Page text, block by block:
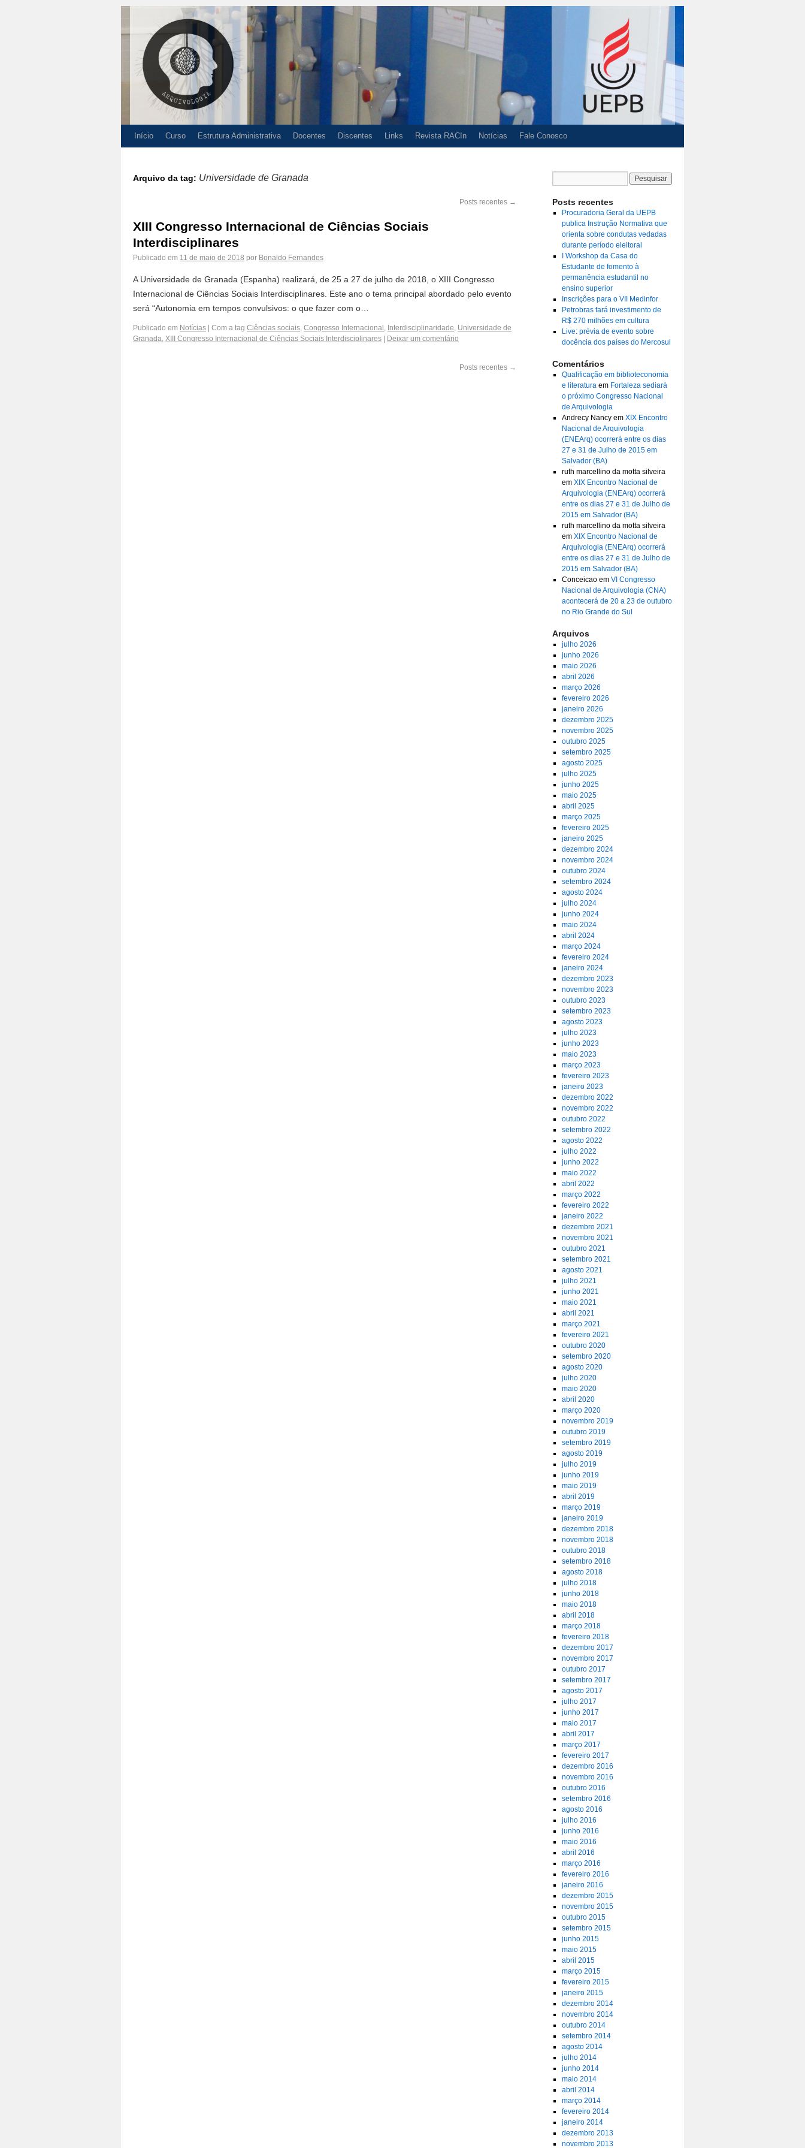
Início Curso Estrutura Administrativa Docentes Discentes Links Revista RACIn Notícias Fale Conosco
Arquivo da tag: Universidade de Granada
Posts recentes →
XIII Congresso Internacional de Ciências Sociais
Interdisciplinares
Publicado em 11 de maio de 2018 por Bonaldo Fernandes
A Universidade de Granada (Espanha) realizará, de 25 a 27 de julho de 2018, o XIII Congresso
Internacional de Ciências Sociais Interdisciplinares. Este ano o tema principal abordado pelo evento
será “Autonomia em tempos convulsivos: o que fazer com o…
Publicado em Notícias Com a tag Ciências sociais, Congresso Internacional , Interdisciplinaridade, Universidade de
Granada, XIII Congresso Internacional de Ciências Sociais Interdisciplinares Deixar um comentário
Posts recentes →
Posts recentes
Procuradoria Geral da UEPB
publica Instrução Normativa que
orienta sobre condutas vedadas
durante período eleitoral
I Workshop da Casa do
Estudante de fomento à
permanência estudantil no
ensino superior
Inscrições para o VII Medinfor
Petrobras fará investimento de
R$ 270 milhões em cultura
Live: prévia de evento sobre
docência dos países do Mercosul
Comentários
Qualificação em biblioteconomia
e literaturaem Fortaleza sediará
o próximo Congresso Nacional
de Arquivologia
Andrecy Nancyem XIX Encontro
Nacional de Arquivologia
(ENEArq) ocorrerá entre os dias
27 e 31 de Julho de 2015 em
Salvador (BA)
ruth marcellino da motta silveira
em XIX Encontro Nacional de
Arquivologia (ENEArq) ocorrerá
entre os dias 27 e 31 de Julho de
2015 em Salvador (BA)
ruth marcellino da motta silveira
em XIX Encontro Nacional de
Arquivologia (ENEArq) ocorrerá
entre os dias 27 e 31 de Julho de
2015 em Salvador (BA)
Conceicaoem VI Congresso
Nacional de Arquivologia (CNA)
acontecerá de 20 a 23 de outubro
no Rio Grande do Sul
Arquivos
julho 2026
junho 2026
maio 2026
abril 2026
março 2026
fevereiro 2026
janeiro 2026
dezembro 2025
novembro 2025
outubro 2025
setembro 2025
agosto 2025
julho 2025
junho 2025
maio 2025
abril 2025
março 2025
fevereiro 2025
janeiro 2025
dezembro 2024
novembro 2024
outubro 2024
setembro 2024
agosto 2024
julho 2024
junho 2024
maio 2024
abril 2024
março 2024
fevereiro 2024
janeiro 2024
dezembro 2023
novembro 2023
outubro 2023
setembro 2023
agosto 2023
julho 2023
junho 2023
maio 2023
março 2023
fevereiro 2023
janeiro 2023
dezembro 2022
novembro 2022
outubro 2022
setembro 2022
agosto 2022
julho 2022
junho 2022
maio 2022
abril 2022
março 2022
fevereiro 2022
janeiro 2022
dezembro 2021
novembro 2021
outubro 2021
setembro 2021
agosto 2021
julho 2021
junho 2021
maio 2021
abril 2021
março 2021
fevereiro 2021
outubro 2020
setembro 2020
agosto 2020
julho 2020
maio 2020
abril 2020
março 2020
novembro 2019
outubro 2019
setembro 2019
agosto 2019
julho 2019
junho 2019
maio 2019
abril 2019
março 2019
janeiro 2019
dezembro 2018
novembro 2018
outubro 2018
setembro 2018
agosto 2018
julho 2018
junho 2018
maio 2018
abril 2018
março 2018
fevereiro 2018
dezembro 2017
novembro 2017
outubro 2017
setembro 2017
agosto 2017
julho 2017
junho 2017
maio 2017
abril 2017
março 2017
fevereiro 2017
dezembro 2016
novembro 2016
outubro 2016
setembro 2016
agosto 2016
julho 2016
junho 2016
maio 2016
abril 2016
março 2016
fevereiro 2016
janeiro 2016
dezembro 2015
novembro 2015
outubro 2015
setembro 2015
junho 2015
maio 2015
abril 2015
março 2015
fevereiro 2015
janeiro 2015
dezembro 2014
novembro 2014
outubro 2014
setembro 2014
agosto 2014
julho 2014
junho 2014
maio 2014
abril 2014
março 2014
fevereiro 2014
janeiro 2014
dezembro 2013
novembro 2013